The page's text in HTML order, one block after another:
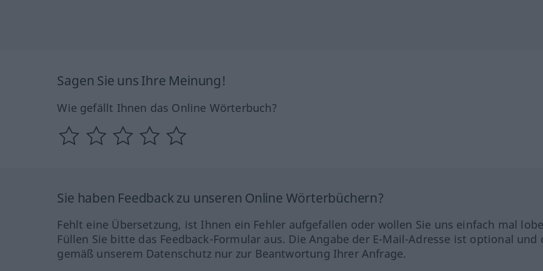
Sagen Sie uns Ihre Meinung!
Wie gefällt Ihnen das Online Wörterbuch?
Sie haben Feedback zu unseren Online Wörterbüchern?
Fehlt eine Übersetzung, ist Ihnen ein Fehler aufgefallen oder wollen Sie uns einfach mal
Füllen Sie bitte das Feedback-Formular aus. Die Angabe der E-Mail-Adresse ist optional und
gemäß unserem Datenschutz nur zur Beantwortung Ihrer Anfrage.